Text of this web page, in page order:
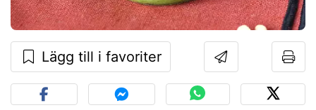
Lägg till i favoriter